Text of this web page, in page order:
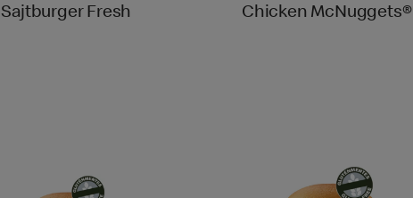
Sajtburger Fresh Chicken McNuggets®